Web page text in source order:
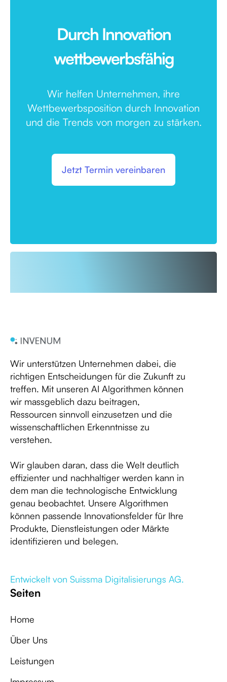
Durch Innovation
wettbewerbsfähig
Wir helfen Unternehmen, ihre
Wettbewerbsposition durch Innovation
und die Trends von morgen zu stärken.
Jetzt Termin vereinbaren
Wir unterstützen Unternehmen dabei, die
richtigen Entscheidungen für die Zukunft zu
treffen. Mit unseren AI Algorithmen können
wir massgeblich dazu beitragen,
Ressourcen sinnvoll einzusetzen und die
wissenschaftlichen Erkenntnisse zu
verstehen.
Wir glauben daran, dass die Welt deutlich
effizienter und nachhaltiger werden kann in
dem man die technologische Entwicklung
genau beobachtet. Unsere Algorithmen
können passende Innovationsfelder für Ihre
Produkte, Dienstleistungen oder Märkte
identifizieren und belegen.
Entwickelt von Suissma Digitalisierungs AG.
Seiten
Home
Über Uns
Leistungen